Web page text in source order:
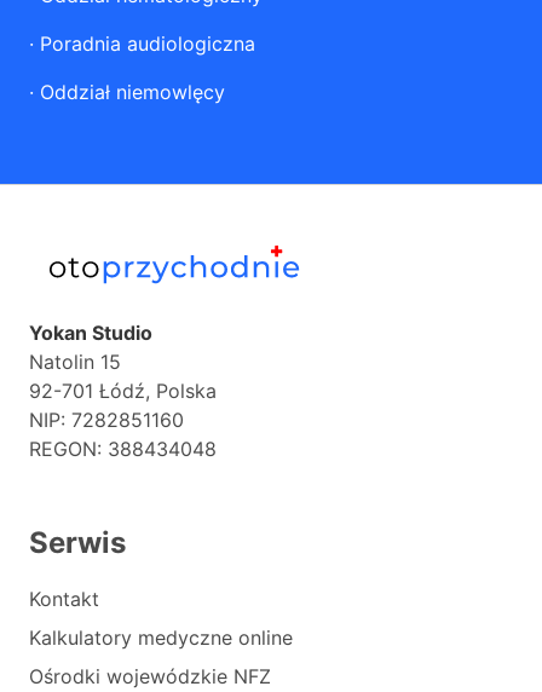
· Poradnia audiologiczna
· Oddział niemowlęcy
Yokan Studio
Natolin 15
92-701 Łódź, Polska
NIP: 7282851160
REGON: 388434048
Serwis
Kontakt
Kalkulatory medyczne online
Ośrodki wojewódzkie NFZ